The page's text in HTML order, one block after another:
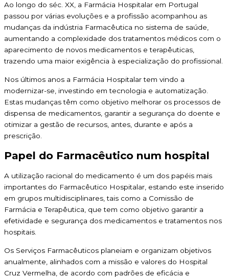
Ao longo do séc. XX, a Farmácia Hospitalar em Portugal
passou por várias evoluções e a profissão acompanhou as
mudanças da indústria Farmacêutica no sistema de saúde,
aumentando a complexidade dos tratamentos médicos com o
aparecimento de novos medicamentos e terapêuticas,
trazendo uma maior exigência à especialização do profissional.
Nos últimos anos a Farmácia Hospitalar tem vindo a
modernizar-se, investindo em tecnologia e automatização.
Estas mudanças têm como objetivo melhorar os processos de
dispensa de medicamentos, garantir a segurança do doente e
otimizar a gestão de recursos, antes, durante e após a
prescrição.
Papel do Farmacêutico num hospital
A utilização racional do medicamento é um dos papéis mais
importantes do Farmacêutico Hospitalar, estando este inserido
em grupos multidisciplinares, tais como a Comissão de
Farmácia e Terapêutica, que tem como objetivo garantir a
efetividade e segurança dos medicamentos e tratamentos nos
hospitais.
Os Serviços Farmacêuticos planeiam e organizam objetivos
anualmente, alinhados com a missão e valores do Hospital
Cruz Vermelha, de acordo com padrões de eficácia e